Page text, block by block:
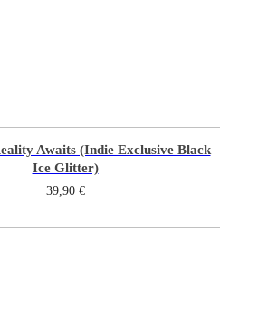
Awaits (Indie Exclusive Black
Ice Glitter)
39,90 €